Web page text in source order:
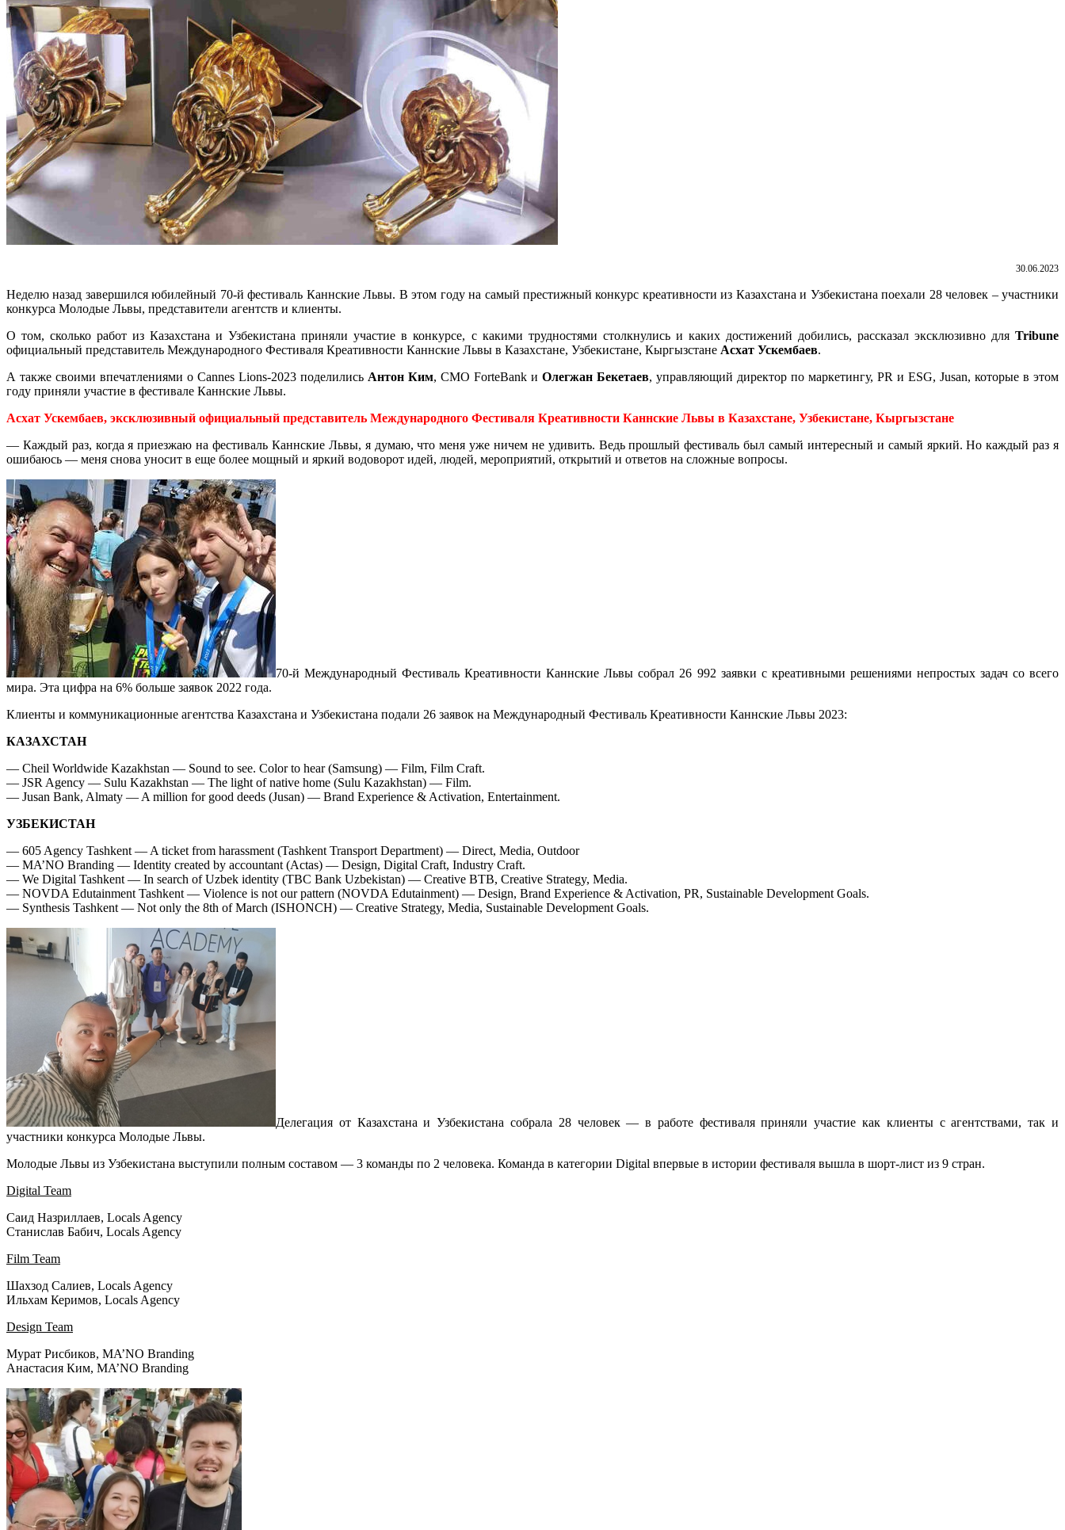
30.06.2023
Неделю назад завершился юбилейный 70-й фестиваль Каннские Львы. В этом году на самый престижный конкурс креативности из Казахстана и Узбекистана поехали 28 человек – участники
конкурса Молодые Львы, представители агентств и клиенты.
О том, сколько работ из Казахстана и Узбекистана приняли участие в конкурсе, с какими трудностями столкнулись и каких достижений добились, рассказал эксклюзивно для Tribune
официальный представитель Международного Фестиваля Креативности Каннские Львы в Казахстане, Узбекистане, Кыргызстане Асхат Ускембаев.
А также своими впечатлениями о Cannes Lions-2023 поделились Антон Ким, CMO ForteBank и Олегжан Бекетаев, управляющий директор по маркетингу, PR и ESG, Jusan, которые в этом
году приняли участие в фестивале Каннские Львы.
Асхат Ускембаев, эксклюзивный официальный представитель Международного Фестиваля Креативности Каннские Львы в Казахстане, Узбекистане, Кыргызстане
— Каждый раз, когда я приезжаю на фестиваль Каннские Львы, я думаю, что меня уже ничем не удивить. Ведь прошлый фестиваль был самый интересный и самый яркий. Но каждый раз я
ошибаюсь — меня снова уносит в еще более мощный и яркий водоворот идей, людей, мероприятий, открытий и ответов на сложные вопросы.
70-й Международный Фестиваль Креативности Каннские Львы собрал 26 992 заявки с креативными решениями непростых задач со всего
мира. Эта цифра на 6% больше заявок 2022 года.
Клиенты и коммуникационные агентства Казахстана и Узбекистана подали 26 заявок на Международный Фестиваль Креативности Каннские Львы 2023:
КАЗАХСТАН
— Cheil Worldwide Kazakhstan — Sound to see. Color to hear (Samsung) — Film, Film Craft.
— JSR Agency — Sulu Kazakhstan — The light of native home (Sulu Kazakhstan) — Film.
— Jusan Bank, Almaty — A million for good deeds (Jusan) — Brand Experience & Activation, Entertainment.
УЗБЕКИСТАН
— 605 Agency Tashkent — A ticket from harassment (Tashkent Transport Department) — Direct, Media, Outdoor
— MA’NO Branding — Identity created by accountant (Actas) — Design, Digital Craft, Industry Craft.
— We Digital Tashkent — In search of Uzbek identity (TBC Bank Uzbekistan) — Creative BTB, Creative Strategy, Media.
— NOVDA Edutainment Tashkent — Violence is not our pattern (NOVDA Edutainment) — Design, Brand Experience & Activation, PR, Sustainable Development Goals.
— Synthesis Tashkent — Not only the 8th of March (ISHONCH) — Creative Strategy, Media, Sustainable Development Goals.
Делегация от Казахстана и Узбекистана собрала 28 человек — в работе фестиваля приняли участие как клиенты с агентствами, так и
участники конкурса Молодые Львы.
Молодые Львы из Узбекистана выступили полным составом — 3 команды по 2 человека. Команда в категории Digital впервые в истории фестиваля вышла в шорт-лист из 9 стран.
Digital Team
Саид Назриллаев, Locals Agency
Станислав Бабич, Locals Agency
Film Team
Шахзод Салиев, Locals Agency
Ильхам Керимов, Locals Agency
Design Team
Мурат Рисбиков, MA’NO Branding
Анастасия Ким, MA’NO Branding